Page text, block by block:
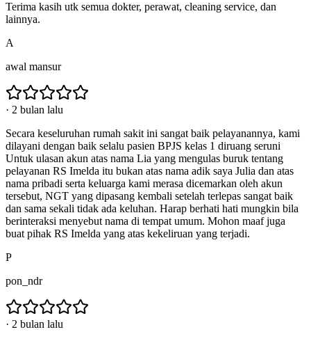
Terima kasih utk semua dokter, perawat, cleaning service, dan
lainnya.
A
awal mansur
· 2 bulan lalu
Secara keseluruhan rumah sakit ini sangat baik pelayanannya, kami
dilayani dengan baik selalu pasien BPJS kelas 1 diruang seruni
Untuk ulasan akun atas nama Lia yang mengulas buruk tentang
pelayanan RS Imelda itu bukan atas nama adik saya Julia dan atas
nama pribadi serta keluarga kami merasa dicemarkan oleh akun
tersebut, NGT yang dipasang kembali setelah terlepas sangat baik
dan sama sekali tidak ada keluhan. Harap berhati hati mungkin bila
berinteraksi menyebut nama di tempat umum. Mohon maaf juga
buat pihak RS Imelda yang atas kekeliruan yang terjadi.
P
pon_ndr
· 2 bulan lalu